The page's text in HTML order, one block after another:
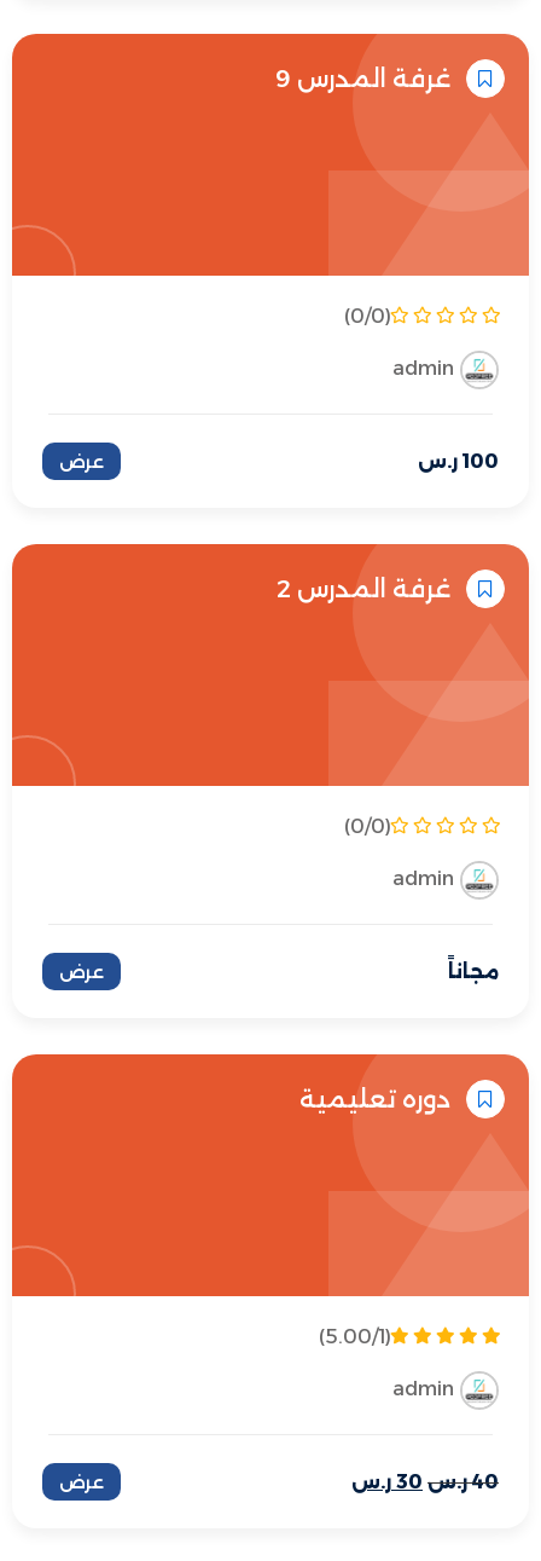
غرفة المدرس 9
(0/0)
admin
100 ر.س عرض
غرفة المدرس 2
(0/0)
admin
مجاناً عرض
دوره تعليمية
(5.00/1)
admin
40 ر.س 30 ر.س عرض